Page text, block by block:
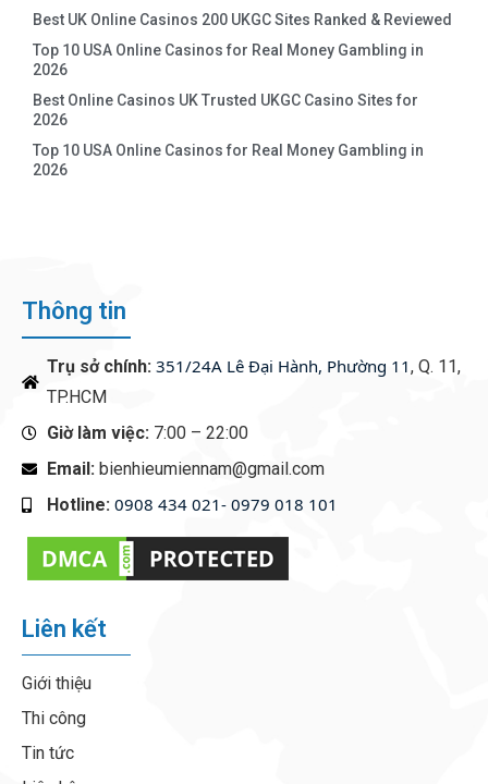
Best UK Online Casinos 200 UKGC Sites Ranked & Reviewed
Top 10 USA Online Casinos for Real Money Gambling in
2026
Best Online Casinos UK Trusted UKGC Casino Sites for
2026
Top 10 USA Online Casinos for Real Money Gambling in
2026
Thông tin
Trụ sở chính: 351/24A Lê Đại Hành, Phường 11, Q. 11,
TP.HCM
Giờ làm việc: 7:00 – 22:00
Email: bienhieumiennam@gmail.com
Hotline: 0908 434 021- 0979 018 101
Liên kết
Giới thiệu
Thi công
Tin tức